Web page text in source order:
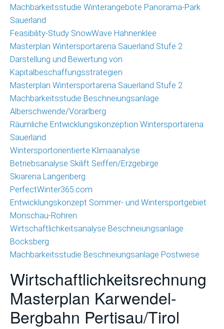
Machbarkeitsstudie Winterangebote Panorama-Park
Sauerland
Feasibility-Study SnowWave Hahnenklee
Masterplan Wintersportarena Sauerland Stufe 2
Darstellung und Bewertung von
Kapitalbeschaffungsstrategien
Masterplan Wintersportarena Sauerland Stufe 2
Machbarkeitsstudie Beschneiungsanlage
Alberschwende/Vorarlberg
Räumliche Entwicklungskonzeption Wintersportarena
Sauerland
Wintersportorientierte Klimaanalyse
Betriebsanalyse Skilift Seiffen/Erzgebirge
Skiarena Langenberg
PerfectWinter365.com
Entwicklungskonzept Sommer- und Wintersportgebiet
Monschau-Rohren
Wirtschaftlichkeitsanalyse Beschneiungsanlage
Bocksberg
Machbarkeitsstudie Beschneiungsanlage Postwiese
Wirtschaftlichkeitsrechnung
Masterplan Karwendel-
Bergbahn Pertisau/Tirol